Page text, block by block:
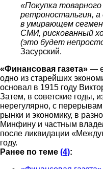
«Покупка
ретроностальгия,
в умирающем
СМИ, рискованный
(это будет
Засурский.
«Финансовая газета» —
одно из старейших
основал в 1915 году
Затем, в советские годы,
нерегулярно, с
рынки и экономику, в
Минфину и частным
после ликвидации
году.
Ранее по теме (4):